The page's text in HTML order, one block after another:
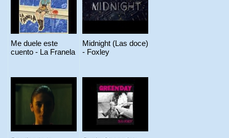
Me duele este
cuento - La Franela
Midnight (Las doce)
- Foxley